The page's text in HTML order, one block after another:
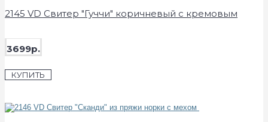
2145 VD Свитер "Гуччи" коричневый с кремовым
3699р.
КУПИТЬ